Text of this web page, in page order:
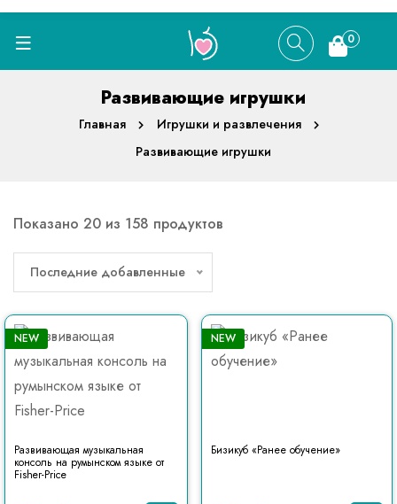
0
Развивающие игрушки
Главная
Игрушки и развлечения
Развивающие игрушки
Показано 20 из 158 продуктов
Последние добавленные
NEW
Развивающая музыкальная
консоль на румынском языке от
Fisher-Price
NEW
Бизикуб «Ранее обучение»